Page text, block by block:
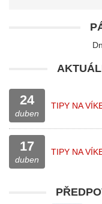
24
duben
TIPY NA
17
duben
TIPY NA